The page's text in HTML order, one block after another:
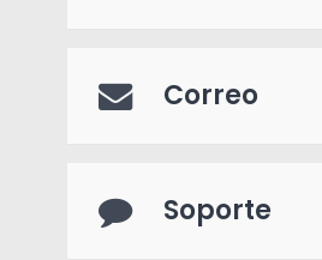
Correo
Soporte